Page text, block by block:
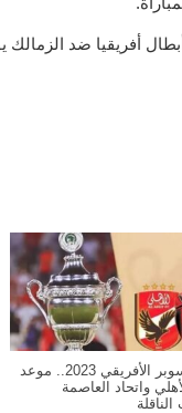
كأس السوبر الأفريقي 2023.. موعد
واتحاد العاصمة